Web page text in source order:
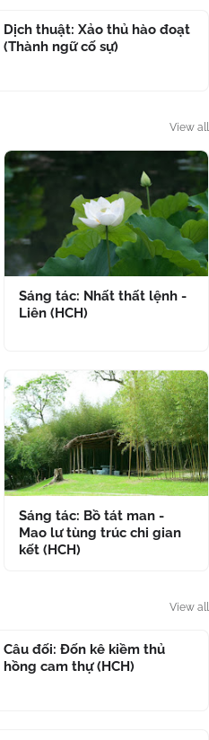
Dịch thuật: Xảo thủ hào đoạt
(Thành ngữ cố sự)
View all
Sáng tác: Nhất thất lệnh -
Liên (HCH)
Sáng tác: Bồ tát man -
Mao lư tùng trúc chi gian
kết (HCH)
View all
Câu đối: Đốn kê kiềm thủ
hồng cam thự (HCH)